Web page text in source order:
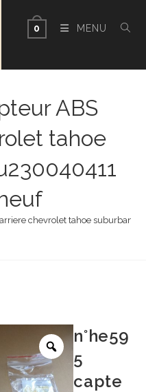
0 MENU
ABS
tahoe
chevrolet tahoe suburban
n°he59
5
capte